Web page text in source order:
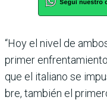
“Hoy el nivel de
primer
que el italiano se
bre, también el